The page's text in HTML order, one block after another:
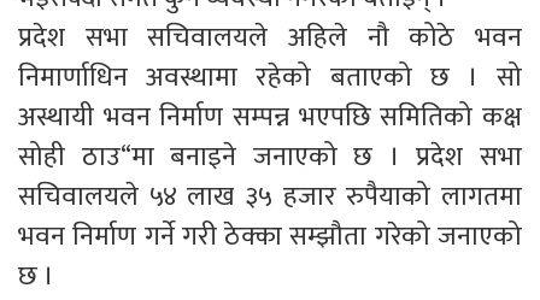
प्रदेश सभा सचिवालयले अहिले नौ कोठे भवन
निमार्णाधिन अवस्थामा रहेको बताएको छ । सो
अस्थायी भवन निर्माण सम्पन्न भएपछि समितिको कक्ष
सोही ठाउ“मा बनाइने जनाएको छ । प्रदेश सभा
सचिवालयले ५४ लाख ३५ हजार रुपैयाको लागतमा
भवन निर्माण गर्ने गरी ठेक्का सम्झौता गरेको जनाएको
छ ।